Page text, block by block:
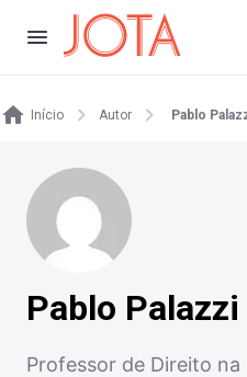
Início Autor Pablo
Pablo Palazzi
Professor de Direito na